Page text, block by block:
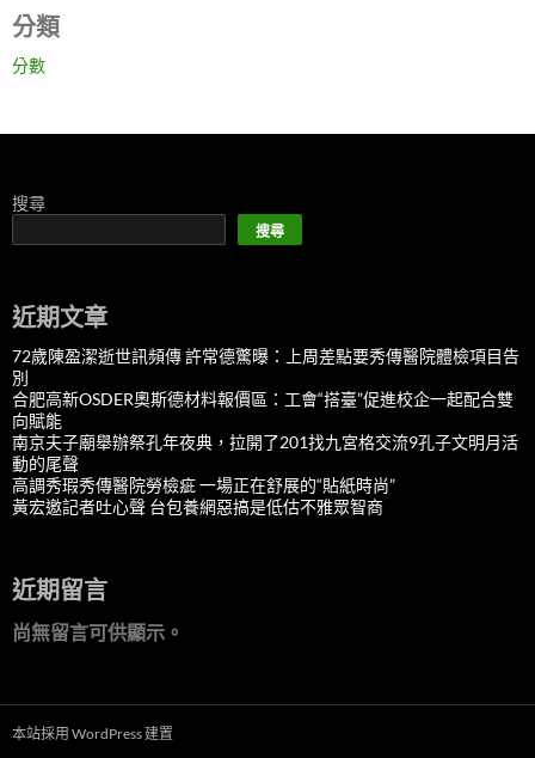
分類
分數
搜尋
搜尋
近期文章
72歲陳盈潔逝世訊頻傳 許常德驚曝：上周差點要秀傳醫院體檢項目告
別
合肥高新OSDER奧斯德材料報價區：工會“搭臺”促進校企一起配合雙
向賦能
南京夫子廟舉辦祭孔年夜典，拉開了201找九宮格交流9孔子文明月活
動的尾聲
高調秀瑕秀傳醫院勞檢疵 一場正在舒展的“貼紙時尚”
黃宏邀記者吐心聲 台包養網惡搞是低估不雅眾智商
近期留言
尚無留言可供顯示。
本站採用 WordPress 建置